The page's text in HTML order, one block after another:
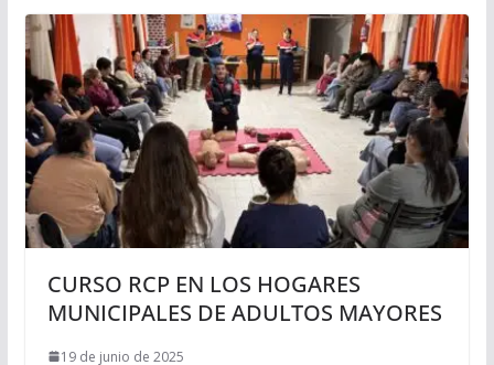
CURSO RCP EN LOS HOGARES
MUNICIPALES DE ADULTOS MAYORES
19 de junio de 2025